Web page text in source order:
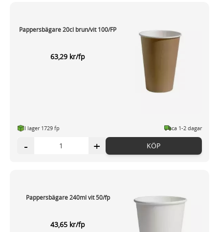
Pappersbägare 20cl brun/vit 100/FP
63,29 kr/fp
I lager 1729 fp ca 1-2 dagar
- + KÖP
Pappersbägare 240ml vit 50/fp
43,65 kr/fp